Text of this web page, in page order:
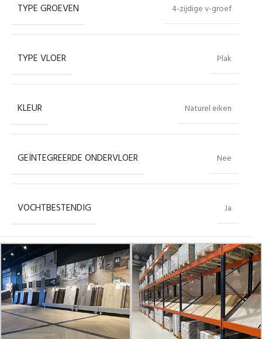
TYPE GROEVEN 4-zijdige v-groef
TYPE VLOER Plak
KLEUR Naturel eiken
GEÏNTEGREERDE ONDERVLOER Nee
VOCHTBESTENDIG Ja